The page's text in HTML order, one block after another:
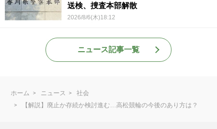
送検、捜査本部解散
2026/8/6(木)18:12
ニュース記事一覧
ホーム ニュース
社会
【解説】廃止か存続か検討進む…高松競輪の今後のあり方は？